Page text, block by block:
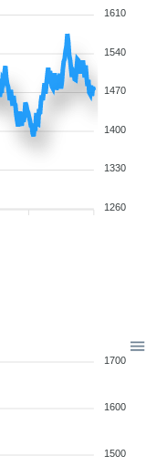
1610
1540
1470
1400
1330
1260
1700
1600
1500